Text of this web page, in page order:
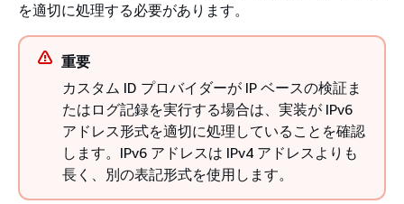
を適切に処理する必要があります。
重要
カスタム ID プロバイダーが IP ベースの検証ま
たはログ記録を実行する場合は、実装が IPv6
アドレス形式を適切に処理していることを確認
します。IPv6 アドレスは IPv4 アドレスよりも
長く、別の表記形式を使用します。